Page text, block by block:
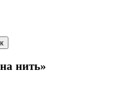
нить»